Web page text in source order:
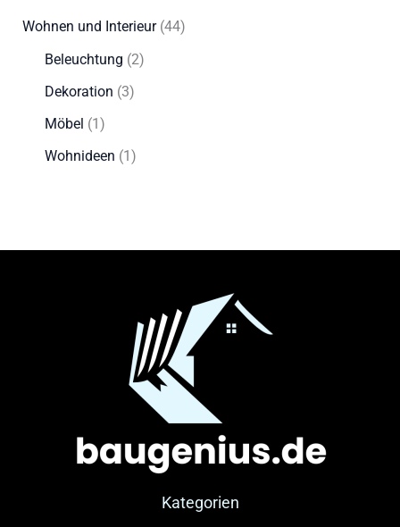
Wohnen und Interieur(44)
Beleuchtung (2)
Dekoration (3)
Möbel (1)
Wohnideen (1)
Kategorien